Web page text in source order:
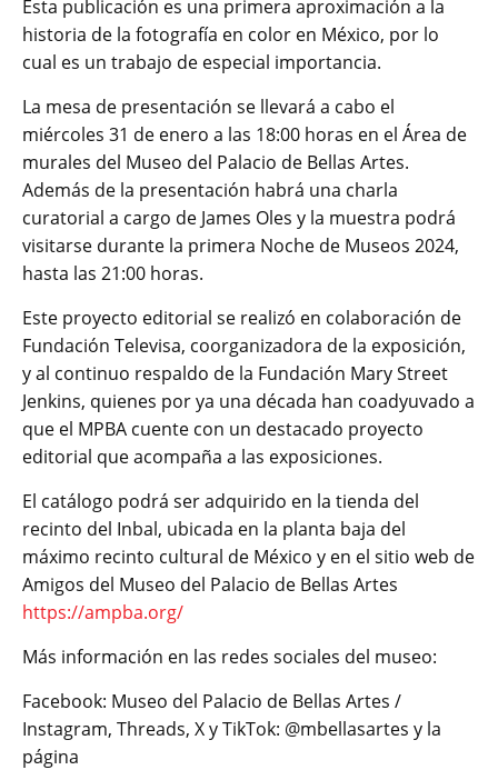
Esta publicación es una primera aproximación a la
historia de la fotografía en color en México, por lo
cual es un trabajo de especial importancia.
La mesa de presentación se llevará a cabo el
miércoles 31 de enero a las 18:00 horas en el Área de
murales del Museo del Palacio de Bellas Artes.
Además de la presentación habrá una charla
curatorial a cargo de James Oles y la muestra podrá
visitarse durante la primera Noche de Museos 2024,
hasta las 21:00 horas.
Este proyecto editorial se realizó en colaboración de
Fundación Televisa, coorganizadora de la exposición,
y al continuo respaldo de la Fundación Mary Street
Jenkins, quienes por ya una década han coadyuvado a
que el MPBA cuente con un destacado proyecto
editorial que acompaña a las exposiciones.
El catálogo podrá ser adquirido en la tienda del
recinto del Inbal, ubicada en la planta baja del
máximo recinto cultural de México y en el sitio web de
Amigos del Museo del Palacio de Bellas Artes
https://ampba.org/
Más información en las redes sociales del museo:
Facebook: Museo del Palacio de Bellas Artes /
Instagram, Threads, X y TikTok: @mbellasartes y la
página